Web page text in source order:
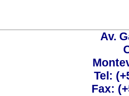
Av.
Tel:
Fax: